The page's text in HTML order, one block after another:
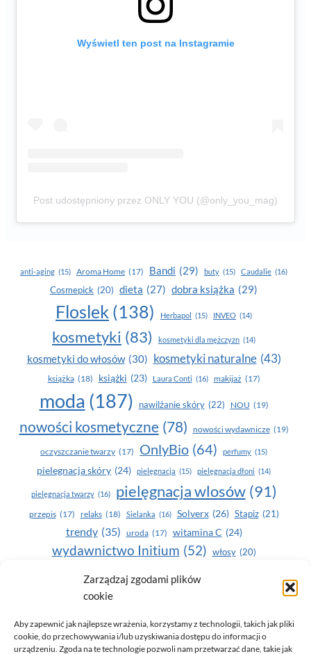
Zarządzaj zgodami plików
cookie
Aby zapewnić jak najlepsze wrażenia, korzystamy z technologii, takich jak pliki
cookie, do przechowywania i/lub uzyskiwania dostępu do informacji o
urządzeniu. Zgoda na te technologie pozwoli nam przetwarzać dane, takie jak
Wyświetl ten post na Instagramie
Post udostępniony przez ONLY YOU (@only_you_mag)
anti-aging (15) Aroma Home (17) Bandi (29) buty (15) Caudalie (16)
Cosmepick (20) dieta (27) dobra książka (29)
Floslek (138) Herbapol (15) INVEO (14)
kosmetyki (83) kosmetyki dla mężczyzn (14)
kosmetyki do włosów (30) kosmetyki naturalne (43)
książka (18) książki (23) Laura Conti (16) makijaż (17)
moda (187) nawilżanie skóry (22) NOU (19)
nowości kosmetyczne (78) nowości wydawnicze (19)
oczyszczanie twarzy (17) OnlyBio (64) perfumy (15)
pielegnacja skóry (24) pielęgnacja (15) pielęgnacja dłoni (14)
pielęgnacja twarzy (16) pielęgnacja wlosów (91)
przepis (17) relaks (18) Sielanka (16) Solverx (26) Stapiz (21)
trendy (35) uroda (17) witamina C (24)
wydawnictwo Initium (52) włosy (20)
Yasumi(164) zdrowe zęby
zdrowie